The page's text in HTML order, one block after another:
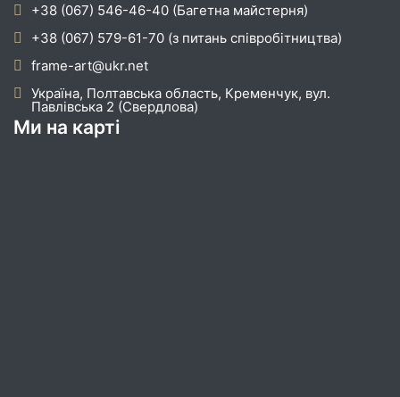
+38 (067) 546-46-40 (Багетна майстерня)
+38 (067) 579-61-70 (з питань співробітництва)
frame-art@ukr.net
Україна, Полтавська область, Кременчук, вул.
Павлівська 2 (Свердлова)
Ми на карті